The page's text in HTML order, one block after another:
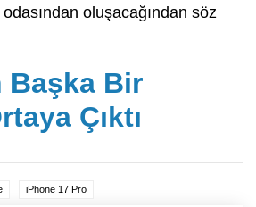
oluşacağından söz
Başka Bir
Çıktı
iPhone 17 Pro